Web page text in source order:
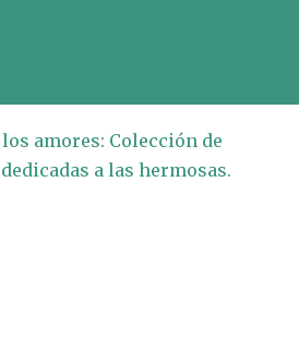
amores: Colección de
a las hermosas.